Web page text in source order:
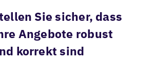
Sie sicher, dass
Angebote robust
korrekt sind